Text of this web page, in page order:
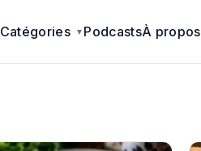
Catégories PodcastsÀ propos